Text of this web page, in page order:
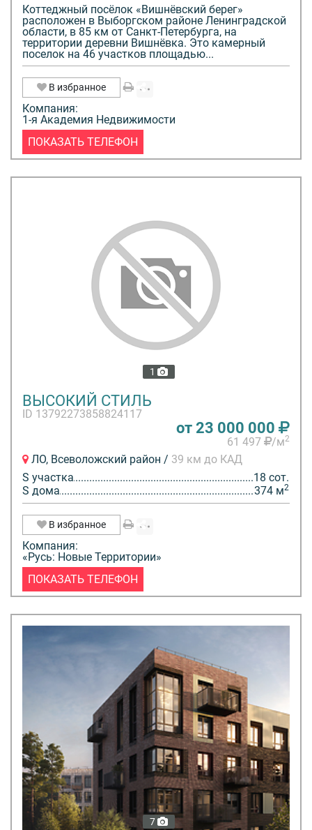
Коттеджный посёлок «Вишнёвский берег»
расположен в Выборгском районе Ленинградской
области, в 85 км от Санкт-Петербурга, на
территории деревни Вишнёвка. Это камерный
поселок на 46 участков площадью...
В избранное
Компания:
1-я Академия Недвижимости
ПОКАЗАТЬ ТЕЛЕФОН
1
ВЫСОКИЙ СТИЛЬ
ID 13792273858824117
от 23 000 000
61 497 /м2
ЛО, Всеволожский район / 39 км до КАД
S участка
18 сот.
S дома
374 м2
В избранное
Компания:
«Русь: Новые Территории»
ПОКАЗАТЬ ТЕЛЕФОН
7